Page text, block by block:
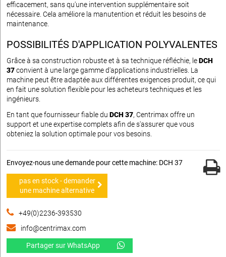
efficacement, sans qu'une intervention supplémentaire soit
nécessaire. Cela améliore la manutention et réduit les besoins de
maintenance.
POSSIBILITÉS D'APPLICATION POLYVALENTES
Grâce à sa construction robuste et à sa technique réfléchie, leDCH
37convient à une large gamme d'applications industrielles. La
machine peut être adaptée aux différentes exigences produit, ce qui
en fait une solution flexible pour les acheteurs techniques et les
ingénieurs.
En tant que fournisseur fiable du DCH 37, Centrimax offre un
support et une expertise complets afin de s'assurer que vous
obteniez la solution optimale pour vos besoins.
Envoyez-nous une demande pour cette machine: DCH 37
pas en stock - demander
une machine alternative
+49(0)2236-393530
info@centrimax.com
Partager sur WhatsApp